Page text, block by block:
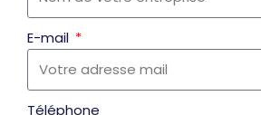
E-mail
Téléphone